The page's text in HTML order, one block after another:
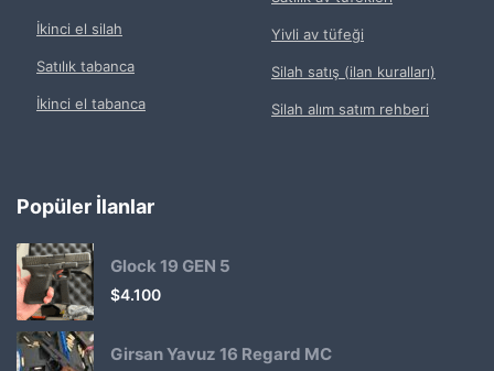
İkinci el silah
Satılık tabanca
İkinci el tabanca
Yivli av tüfeği
Silah satış (ilan kuralları)
Silah alım satım rehberi
Popüler İlanlar
Glock 19 GEN 5
$4.100
Girsan Yavuz 16 Regard MC